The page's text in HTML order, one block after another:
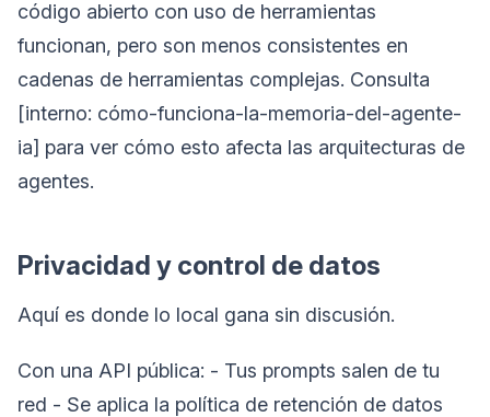
código abierto con uso de herramientas
funcionan, pero son menos consistentes en
cadenas de herramientas complejas. Consulta
[interno: cómo-funciona-la-memoria-del-agente-
ia] para ver cómo esto afecta las arquitecturas de
agentes.
Privacidad y control de datos
Aquí es donde lo local gana sin discusión.
Con una API pública: - Tus prompts salen de tu
red - Se aplica la política de retención de datos